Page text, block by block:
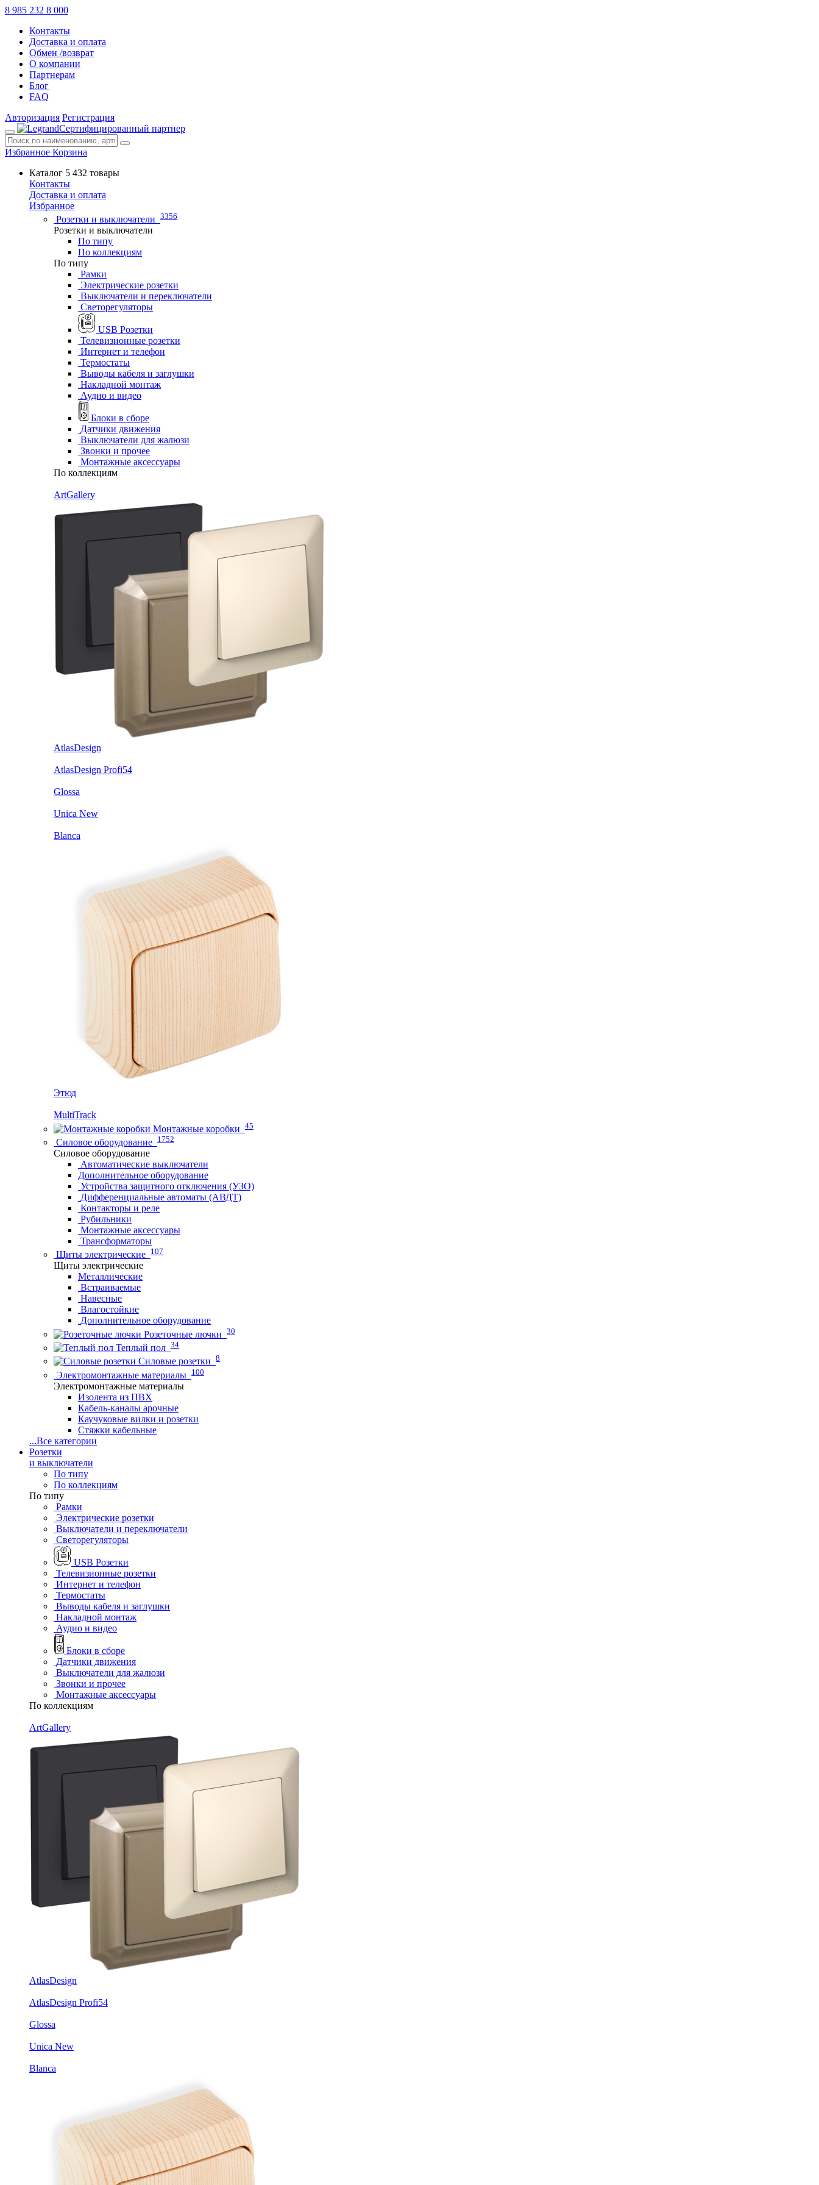
8 985 232 8 000
Контакты
Доставка и оплата
Обмен /возврат
О компании
Партнерам
Блог
FAQ
Авторизация Регистрация
Сертифицированный партнер
Избранное Корзина
Каталог 5 432 товары
Контакты
Доставка и оплата
Избранное
Розетки и выключатели 3356
Розетки и выключатели
По типу
По коллекциям
По типу
Рамки
Электрические розетки
Выключатели и переключатели
Светорегуляторы
USB Розетки
Телевизионные розетки
Интернет и телефон
Термостаты
Выводы кабеля и заглушки
Накладной монтаж
Аудио и видео
Блоки в сборе
Датчики движения
Выключатели для жалюзи
Звонки и прочее
Монтажные аксессуары
По коллекциям
ArtGallery
AtlasDesign
AtlasDesign Profi54
Glossa
Unica New
Blanca
Этюд
MultiTrack
Монтажные коробки 45
Силовое оборудование 1752
Силовое оборудование
Автоматические выключатели
Дополнительное оборудование
Устройства защитного отключения (УЗО)
Дифференциальные автоматы (АВДТ)
Контакторы и реле
Рубильники
Монтажные аксессуары
Трансформаторы
Щиты электрические 107
Щиты электрические
Металлические
Встраиваемые
Навесные
Влагостойкие
Дополнительное оборудование
Розеточные лючки 30
Теплый пол 34
Силовые розетки 8
Электромонтажные материалы 100
Электромонтажные материалы
Изолента из ПВХ
Кабель-каналы арочные
Каучуковые вилки и розетки
Стяжки кабельные
...Все категории
Розетки
и выключатели
По типу
По коллекциям
По типу
Рамки
Электрические розетки
Выключатели и переключатели
Светорегуляторы
USB Розетки
Телевизионные розетки
Интернет и телефон
Термостаты
Выводы кабеля и заглушки
Накладной монтаж
Аудио и видео
Блоки в сборе
Датчики движения
Выключатели для жалюзи
Звонки и прочее
Монтажные аксессуары
По коллекциям
ArtGallery
AtlasDesign
AtlasDesign Profi54
Glossa
Unica New
Blanca